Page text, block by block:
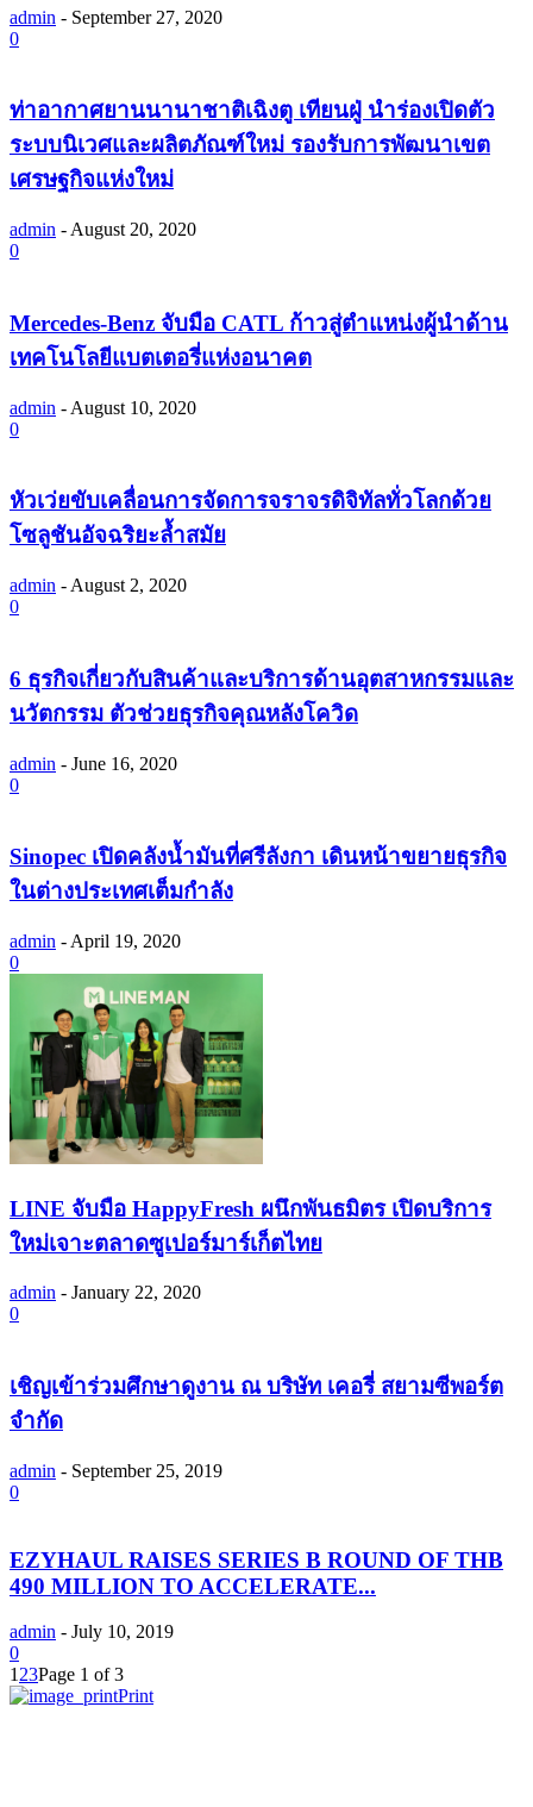
admin - September 27, 2020
0
ท่าอากาศยานนานาชาติเฉิงตู เทียนฝู่ นำร่องเปิดตัว
ระบบนิเวศและผลิตภัณฑ์ใหม่ รองรับการพัฒนาเขต
เศรษฐกิจแห่งใหม่
admin - August 20, 2020
0
Mercedes-Benz จับมือ CATL ก้าวสู่ตำแหน่งผู้นำด้าน
เทคโนโลยีแบตเตอรี่แห่งอนาคต
admin - August 10, 2020
0
หัวเว่ยขับเคลื่อนการจัดการจราจรดิจิทัลทั่วโลกด้วย
โซลูชันอัจฉริยะล้ำสมัย
admin - August 2, 2020
0
6 ธุรกิจเกี่ยวกับสินค้าและบริการด้านอุตสาหกรรมและ
นวัตกรรม ตัวช่วยธุรกิจคุณหลังโควิด
admin - June 16, 2020
0
Sinopec เปิดคลังน้ำมันที่ศรีลังกา เดินหน้าขยายธุรกิจ
ในต่างประเทศเต็มกำลัง
admin - April 19, 2020
0
LINE จับมือ HappyFresh ผนึกพันธมิตร เปิดบริการ
ใหม่เจาะตลาดซูเปอร์มาร์เก็ตไทย
admin - January 22, 2020
0
เชิญเข้าร่วมศึกษาดูงาน ณ บริษัท เคอรี่ สยามซีพอร์ต
จำกัด
admin - September 25, 2019
0
EZYHAUL RAISES SERIES B ROUND OF THB
490 MILLION TO ACCELERATE...
admin - July 10, 2019
0
1 23Page 1 of 3
Print